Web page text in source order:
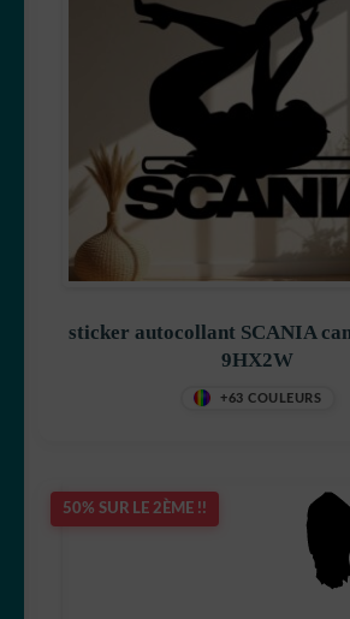
sticker autocollant SCANIA
9HX2W
+63 COULEURS
50% SUR LE 2ÈME !!